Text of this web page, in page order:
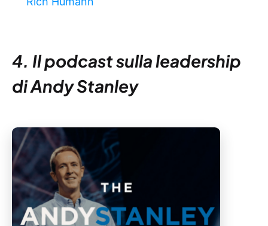
4. Il podcast sulla leadership
di Andy Stanley